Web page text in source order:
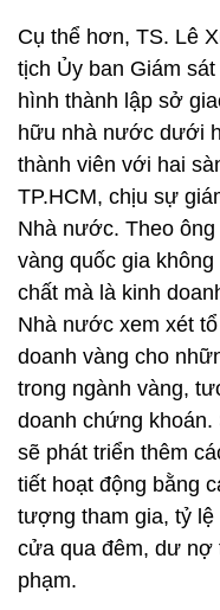
Cụ thể hơn, TS. Lê
tịch Ủy ban Giám
hình thành lập sở
hữu nhà nước dưới
thành viên với hai
TP.HCM, chịu sự
Nhà nước. Theo
vàng quốc gia
chất mà là kinh
Nhà nước xem xét
doanh vàng cho
trong ngành vàng,
doanh chứng khoán.
sẽ phát triển thêm
tiết hoạt động bằng
tượng tham gia, tỷ
cửa qua đêm, dư nợ
phạm.